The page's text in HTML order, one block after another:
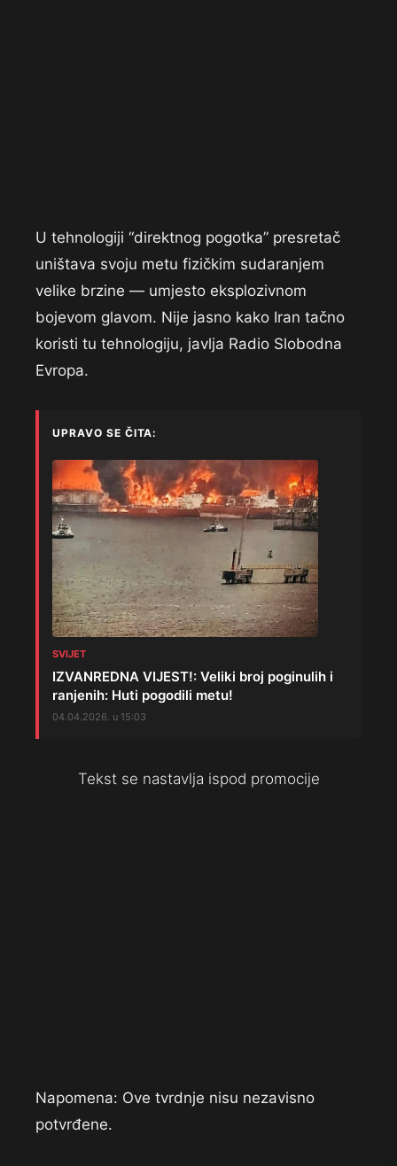
U tehnologiji “direktnog pogotka” presretač
uništava svoju metu fizičkim sudaranjem
velike brzine — umjesto eksplozivnom
bojevom glavom. Nije jasno kako Iran tačno
koristi tu tehnologiju, javlja Radio Slobodna
Evropa.
UPRAVO SE ČITA:
SVIJET
IZVANREDNA VIJEST!: Veliki broj poginulih i
ranjenih: Huti pogodili metu!
04.04.2026. u 15:03
Tekst se nastavlja ispod promocije
Napomena: Ove tvrdnje nisu nezavisno
potvrđene.